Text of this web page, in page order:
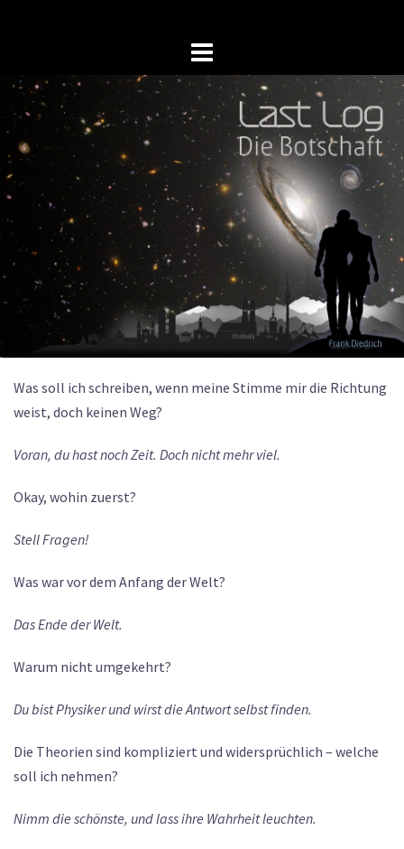
Was soll ich schreiben, wenn meine Stimme mir die Richtung
weist, doch keinen Weg?
Voran, du hast noch Zeit. Doch nicht mehr viel.
Okay, wohin zuerst?
Stell Fragen!
Was war vor dem Anfang der Welt?
Das Ende der Welt.
Warum nicht umgekehrt?
Du bist Physiker und wirst die Antwort selbst finden.
Die Theorien sind kompliziert und widersprüchlich – welche
soll ich nehmen?
Nimm die schönste, und lass ihre Wahrheit leuchten.